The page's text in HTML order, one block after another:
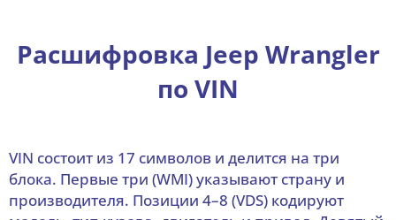
Расшифровка Jeep Wrangler
по VIN
VIN состоит из 17 символов и делится на три
блока. Первые три (WMI) указывают страну и
производителя. Позиции 4–8 (VDS) кодируют